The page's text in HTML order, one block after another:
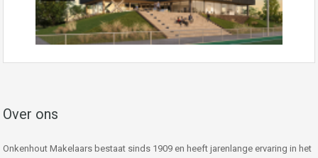
Over ons
Onkenhout Makelaars bestaat sinds 1909 en heeft jarenlange ervaring in het